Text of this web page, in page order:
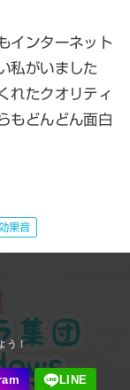
インターネット
私がいました
れたクオリティ
もどんどん面白
果音